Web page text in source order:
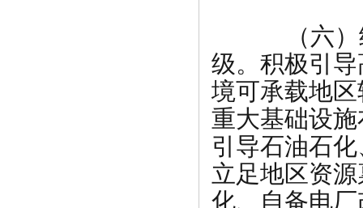
（六）统
级。积极引
境可承载地
重大基础设施
引导石油石
立足地区资
化、自备电